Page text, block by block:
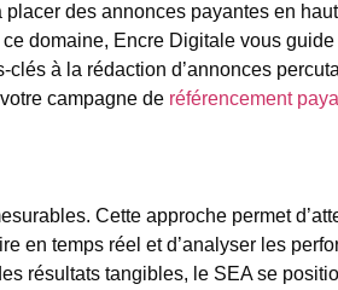
des annonces payantes en
domaine, Encre Digitale vous
à la rédaction d’annonces
campagne de référencement
Cette approche permet
en temps réel et d’analyser les
résultats tangibles, le SEA se